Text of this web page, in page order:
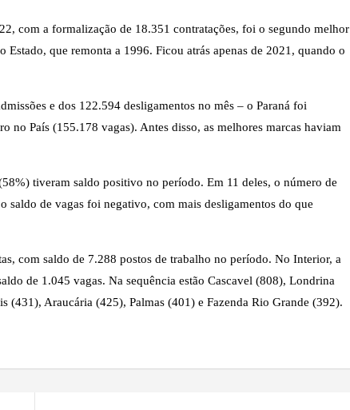
com a formalização de 18.351 contratações, foi o segundo melhor
que remonta a 1996. Ficou atrás apenas de 2021, quando o
e dos 122.594 desligamentos no mês – o Paraná foi
no País (155.178 vagas). Antes disso, as melhores marcas haviam
tiveram saldo positivo no período. Em 11 deles, o número de
saldo de vagas foi negativo, com mais desligamentos do que
com saldo de 7.288 postos de trabalho no período. No Interior, a
de 1.045 vagas. Na sequência estão Cascavel (808), Londrina
(431), Araucária (425), Palmas (401) e Fazenda Rio Grande (392).